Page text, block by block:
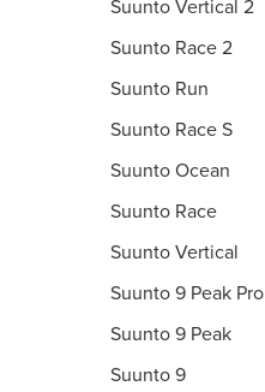
Suunto Vertical 2
Suunto Race 2
Suunto Run
Suunto Race S
Suunto Ocean
Suunto Race
Suunto Vertical
Suunto 9 Peak Pro
Suunto 9 Peak
Suunto 9